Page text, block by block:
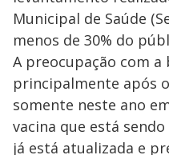
Municipal de Saúde
menos de 30% do
A preocupação com
principalmente após
somente neste ano
vacina que está
já está atualizada e